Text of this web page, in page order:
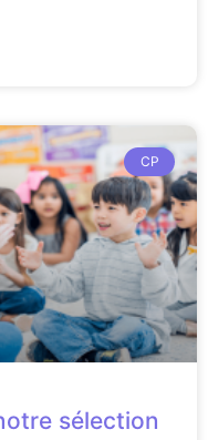
CP
sélection